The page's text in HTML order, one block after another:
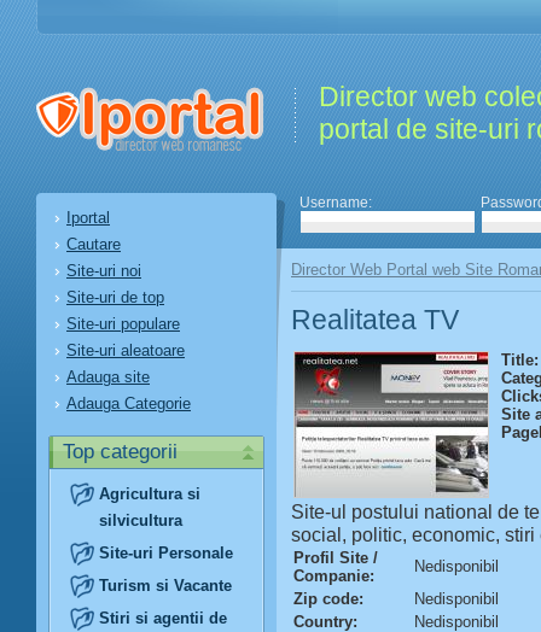
Director web
portal de site-uri
Iportal
Cautare
Site-uri noi
Site-uri de top
Site-uri populare
Site-uri aleatoare
Adauga site
Adauga Categorie
Top categorii
Agricultura si
silvicultura
Site-uri Personale
Turism si Vacante
Stiri si agentii de
Username:
Director Web Portal web Site
Realitatea TV
Title:
Site
Site-ul postului national de
social, politic, economic, stiri
Profil Site /
Companie:
Nedisponibil
Zip code:
Nedisponibil
Country:
Nedisponibil